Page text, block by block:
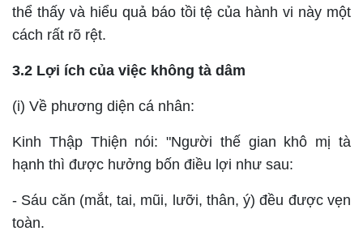
thể thấy và hiểu quả báo tồi tệ của hành vi này một
cách rất rõ rệt.
3.2 Lợi ích của việc không tà dâm
(i) Về phương diện cá nhân:
Kinh Thập Thiện nói: "Người thế gian khô mị tà
hạnh thì được hưởng bốn điều lợi như sau:
- Sáu căn (mắt, tai, mũi, lưỡi, thân, ý) đều được vẹn
toàn.